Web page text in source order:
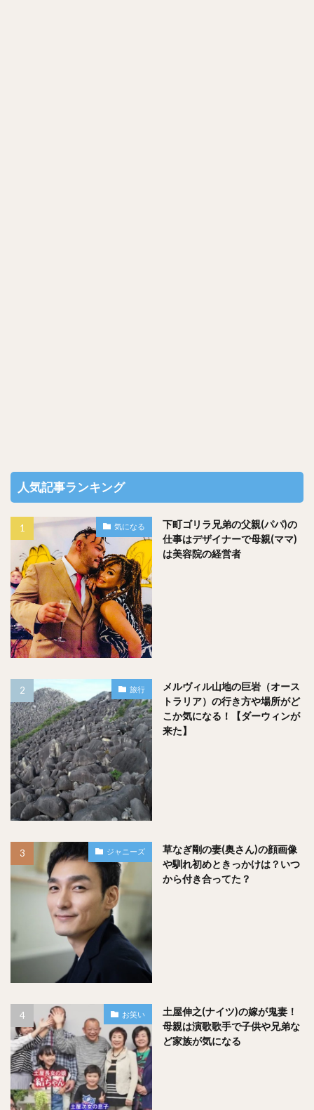
人気記事ランキング
気になる
下町ゴリラ兄弟の父親(パパ)の
仕事はデザイナーで母親(ママ)
は美容院の経営者
旅行
メルヴィル山地の巨岩（オース
トラリア）の行き方や場所がど
こか気になる！【ダーウィンが
来た】
ジャニーズ
草なぎ剛の妻(奥さん)の顔画像
や馴れ初めときっかけは？いつ
から付き合ってた？
お笑い
土屋伸之(ナイツ)の嫁が鬼妻！
母親は演歌歌手で子供や兄弟な
ど家族が気になる